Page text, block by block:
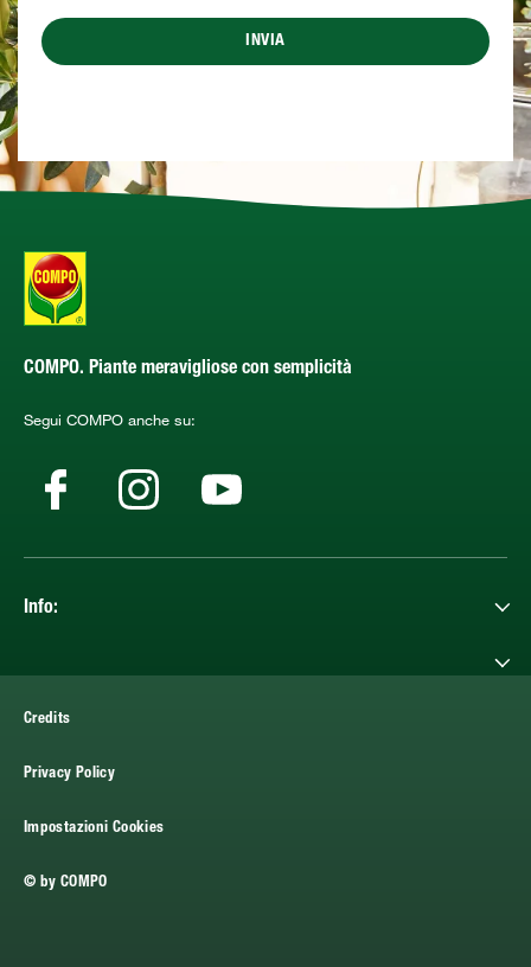
INVIA
COMPO. Piante meravigliose con semplicità
Segui COMPO anche su:
Info:
Credits
Privacy Policy
Impostazioni Cookies
© by COMPO